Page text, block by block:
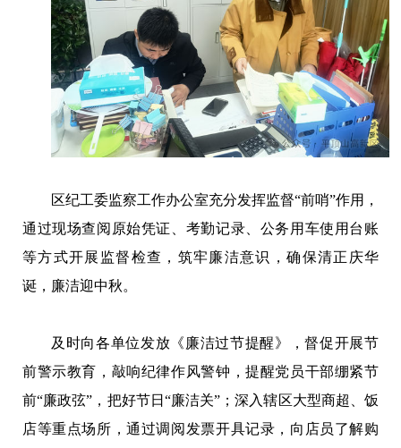
区纪工委监察工作办公室充分发挥监督“前哨”作用，
通过现场查阅原始凭证、考勤记录、公务用车使用台账
等方式开展监督检查，筑牢廉洁意识，确保清正庆华
诞，廉洁迎中秋。
及时向各单位发放《廉洁过节提醒》，督促开展节
前警示教育，敲响纪律作风警钟，提醒党员干部绷紧节
前“廉政弦”，把好节日“廉洁关”；深入辖区大型商超、饭
店等重点场所，通过调阅发票开具记录，向店员了解购